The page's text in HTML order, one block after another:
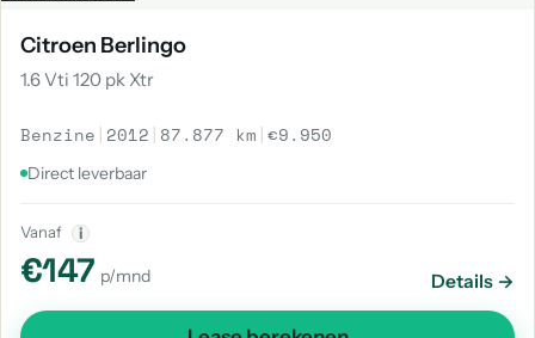
Citroen Berlingo
1.6 Vti 120 pk Xtr
Benzine | 2012 | 87.877 km |€9.950
Direct leverbaar
Vanaf i
€147 p/mnd Details →